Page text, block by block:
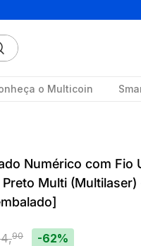
o Multicoin
Numérico com Fio
Multi (Multilaser)
,90 -62%